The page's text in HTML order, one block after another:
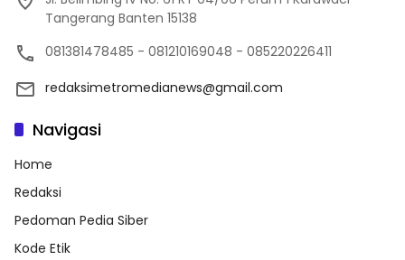
Tangerang Banten 15138
081381478485 - 081210169048 - 085220226411
redaksimetromedianews@gmail.com
Navigasi
Home
Redaksi
Pedoman Pedia Siber
Kode Etik